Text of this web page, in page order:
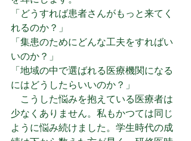
「どうすれば患者さんがもっと来てく
れるのか？」
「集患のためにどんな工夫をすればい
いのか？」
「地域の中で選ばれる医療機関になる
にはどうしたらいいのか？」
こうした悩みを抱えている医療者は
少なくありません。私もかつては同じ
ように悩み続けました。学生時代の成